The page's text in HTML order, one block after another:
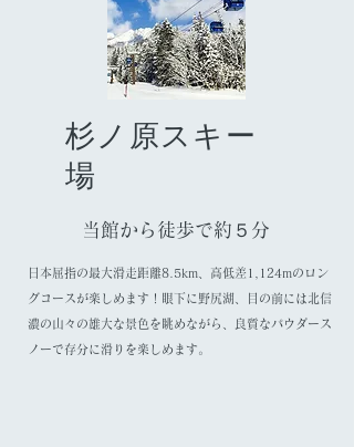
杉ノ原スキー
場
当館から徒歩で約５分
日本屈指の最大滑走距離8.5km、高低差1,124mのロン
グコースが楽しめます！眼下に野尻湖、目の前には北信
濃の山々の雄大な景色を眺めながら、良質なパウダース
ノーで存分に滑りを楽しめます。